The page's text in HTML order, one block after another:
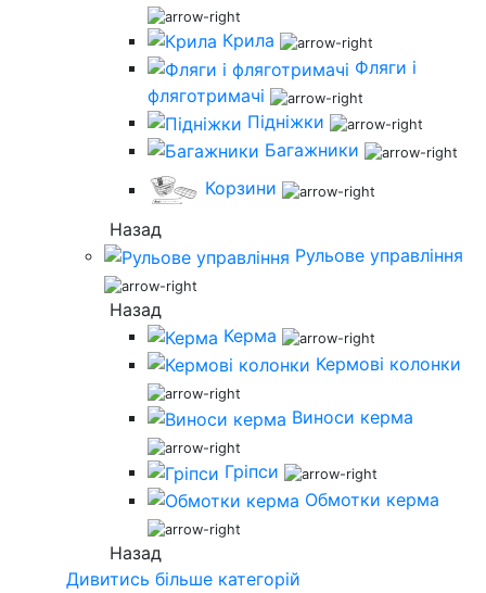
Крила
Фляги і
фляготримачі
Підніжки
Багажники
Корзини
Назад
Рульове управління
Назад
Керма
Кермові колонки
Виноси керма
Гріпси
Обмотки керма
Назад
Дивитись більше категорій